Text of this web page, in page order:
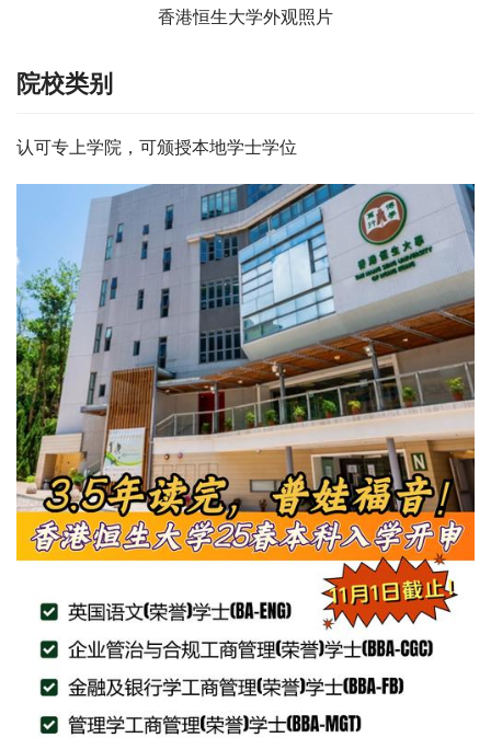
香港恒生大学外观照片
院校类别
认可专上学院，可颁授本地学士学位